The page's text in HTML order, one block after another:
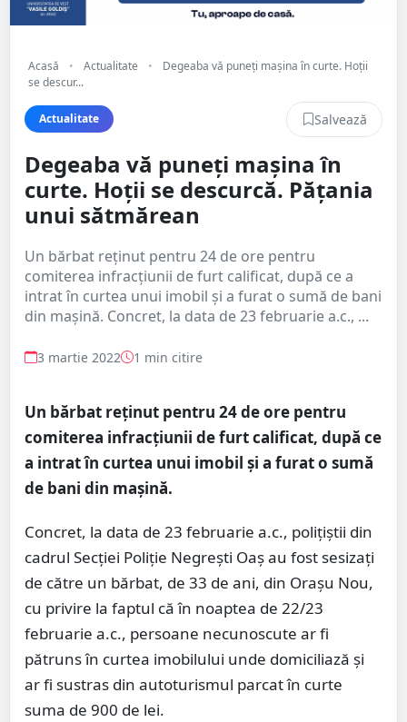
Acasă • Actualitate •
Degeaba vă puneți mașina în curte. Hoții
se descur...
Actualitate Salvează
Degeaba vă puneți mașina în
curte. Hoții se descurcă. Pățania
unui sătmărean
Un bărbat reținut pentru 24 de ore pentru
comiterea infracțiunii de furt calificat, după ce a
intrat în curtea unui imobil și a furat o sumă de bani
din mașină. Concret, la data de 23 februarie a.c., ...
3 martie 2022 1 min citire
Un bărbat reținut pentru 24 de ore pentru
comiterea infracțiunii de furt calificat, după ce
a intrat în curtea unui imobil și a furat o sumă
de bani din mașină.
Concret, la data de 23 februarie a.c., polițiștii din
cadrul Secției Poliție Negrești Oaș au fost sesizați
de către un bărbat, de 33 de ani, din Orașu Nou,
cu privire la faptul că în noaptea de 22/23
februarie a.c., persoane necunoscute ar fi
pătruns în curtea imobilului unde domiciliază și
ar fi sustras din autoturismul parcat în curte
suma de 900 de lei.